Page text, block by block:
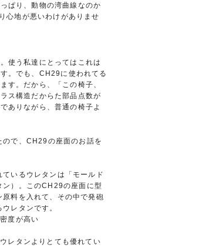
ぱり、動物の湾曲線なのか
心地が悪いわけがありませ
使う私達にとってはこれは
。でも、CH29に使われてる
す。だから、「この椅子、
ス構造だからた部品点数が
ありながら、普通の椅子よ
ので、CH29の座面のお話を
ているウレタンは「モールド
ン）。このCH29の座面に型
原料を入れて、その中で発砲
レタンです。
度が高い
レタンよりとても優れてい